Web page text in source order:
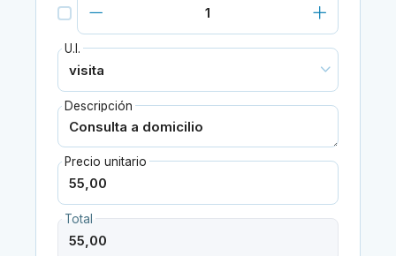
U.I.
Descripción
Precio unitario
Total